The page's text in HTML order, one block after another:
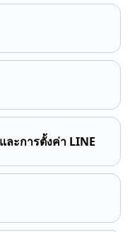
ะการตั้งค่า LINE